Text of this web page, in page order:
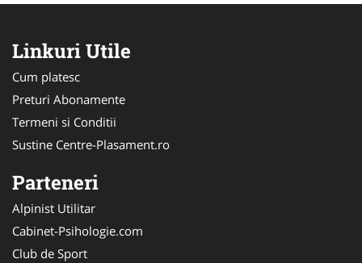
Linkuri Utile
Cum platesc
Preturi Abonamente
Termeni si Conditii
Sustine Centre-Plasament.ro
Parteneri
Alpinist Utilitar
Cabinet-Psihologie.com
Club de Sport